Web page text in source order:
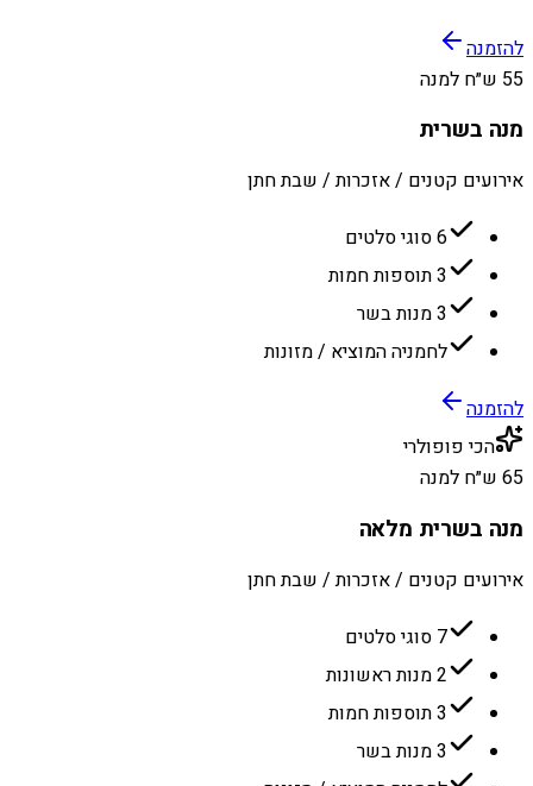
להזמנה
55 ש״ח למנה
מנה בשרית
אירועים קטנים / אזכרות / שבת חתן
6 סוגי סלטים
3 תוספות חמות
3 מנות בשר
לחמניה המוציא / מזונות
להזמנה
הכי פופולרי
65 ש״ח למנה
מנה בשרית מלאה
אירועים קטנים / אזכרות / שבת חתן
7 סוגי סלטים
2 מנות ראשונות
3 תוספות חמות
3 מנות בשר